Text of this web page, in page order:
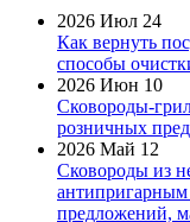
2026 Июл 24
Как вернуть
способы
2026 Июн 10
Сковороды-
розничных
2026 Май 12
Сковороды из
предложений,